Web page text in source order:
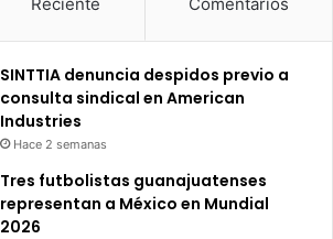
SINTTIA denuncia despidos previo a
consulta sindical en American
Industries
Hace 2 semanas
Tres futbolistas guanajuatenses
representan a México en Mundial
2026